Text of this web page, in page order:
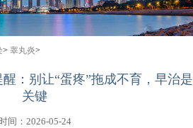
> 睾丸炎>
：别让“蛋疼”拖成不育，早治是
关键
时间：2026-05-24